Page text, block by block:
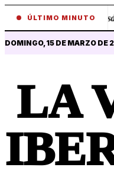
ÚLTIMO MINUTO
Revelaciones desde
DOMINGO, 15 DE MARZO DE
LA